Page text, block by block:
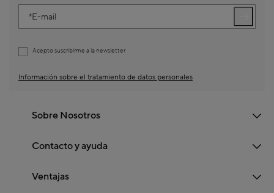
E-mail
Acepto suscribirme a la newsletter
Información sobre el tratamiento de datos personales
Sobre Nosotros
Contacto y ayuda
Ventajas